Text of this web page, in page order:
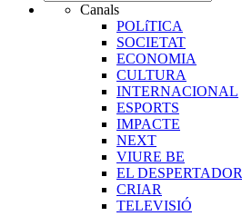
Canals
POLíTICA
SOCIETAT
ECONOMIA
CULTURA
INTERNACIONAL
ESPORTS
IMPACTE
NEXT
VIURE BE
EL DESPERTADOR
CRIAR
TELEVISIÓ